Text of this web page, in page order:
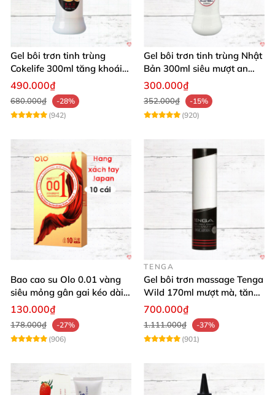
Gel bôi trơn tinh trùng
Cokelife 300ml tăng khoái
cảm, an toàn
490.000₫
680.000₫
-28%
(942)
Gel bôi trơn tinh trùng Nhật
Bản 300ml siêu mượt an
toàn cho yêu
300.000₫
352.000₫
-15%
(920)
Bao cao su Olo 0.01 vàng
siêu mỏng gân gai kéo dài
yêu đỉnh
130.000₫
178.000₫
-27%
(906)
TENGA
Gel bôi trơn massage Tenga
Wild 170ml mượt mà, tăng
khoái cảm
700.000₫
1.111.000₫
-37%
(901)